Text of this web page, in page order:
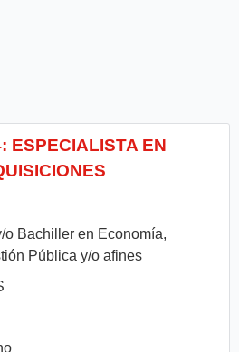
ESPECIALISTA EN
o Bachiller en Economía,
Pública y/o afines